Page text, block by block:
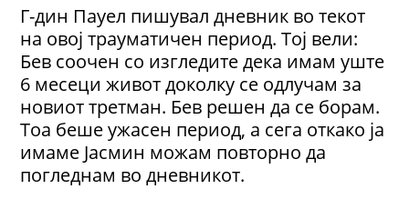
Г-дин Пауел пишувал дневник во текот
на овој трауматичен период. Тој вели:
Бев соочен со изгледите дека имам уште
6 месеци живот доколку се одлучам за
новиот третман. Бев решен да се борам.
Тоа беше ужасен период, а сега откако ја
имаме Јасмин можам повторно да
погледнам во дневникот.